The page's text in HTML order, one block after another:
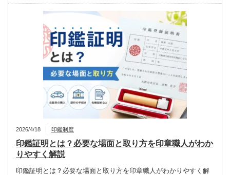
2026/4/18 印鑑制度
印鑑証明とは？必要な場面と取り方を印章職人がわか
りやすく解説
印鑑証明とは？必要な場面と取り方を印章職人がわかりやすく解